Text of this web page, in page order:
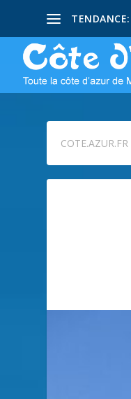
TENDANCE:
COTE.AZUR.FR